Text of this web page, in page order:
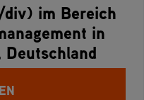
im Bereich
in